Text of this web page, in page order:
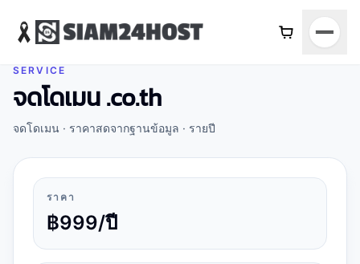
SERVICE
จดโดเมน .co.th
จดโดเมน · ราคาสดจากฐานข้อมูล · รายปี
จดโดเมน
จดโดเมน .co.th
จดทะเบียนโดเมน .co.th 1 ปี สำหรับธุรกิจไทย
ราคา
฿999/ปี